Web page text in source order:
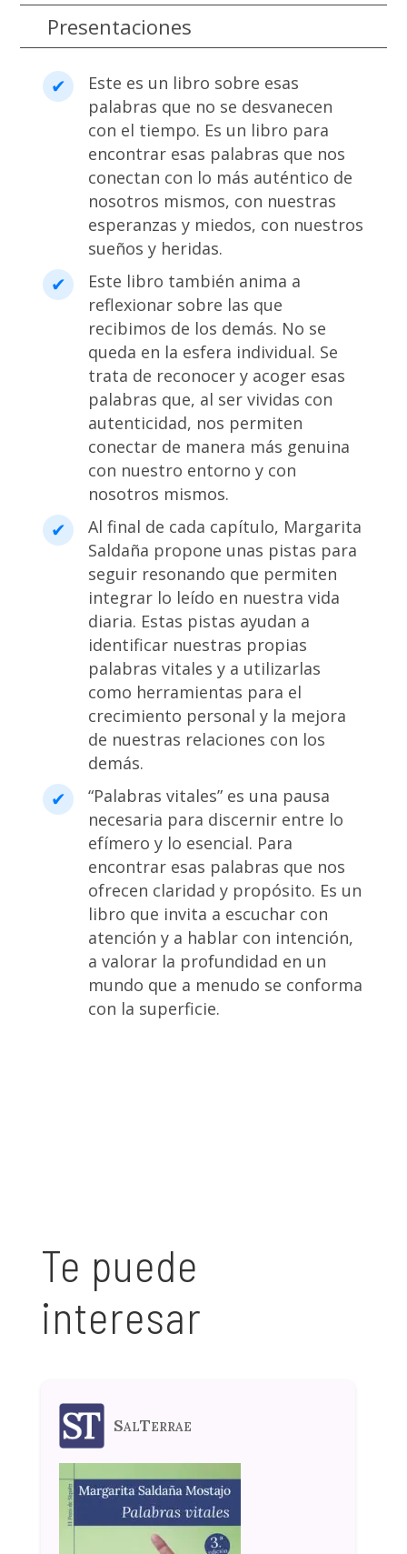
Presentaciones
Este es un libro sobre esas
palabras que no se desvanecen
con el tiempo. Es un libro para
encontrar esas palabras que nos
conectan con lo más auténtico de
nosotros mismos, con nuestras
esperanzas y miedos, con nuestros
sueños y heridas.
Este libro también anima a
reflexionar sobre las que
recibimos de los demás. No se
queda en la esfera individual. Se
trata de reconocer y acoger esas
palabras que, al ser vividas con
autenticidad, nos permiten
conectar de manera más genuina
con nuestro entorno y con
nosotros mismos.
Al final de cada capítulo, Margarita
Saldaña propone unas pistas para
seguir resonando que permiten
integrar lo leído en nuestra vida
diaria. Estas pistas ayudan a
identificar nuestras propias
palabras vitales y a utilizarlas
como herramientas para el
crecimiento personal y la mejora
de nuestras relaciones con los
demás.
“Palabras vitales” es una pausa
necesaria para discernir entre lo
efímero y lo esencial. Para
encontrar esas palabras que nos
ofrecen claridad y propósito. Es un
libro que invita a escuchar con
atención y a hablar con intención,
a valorar la profundidad en un
mundo que a menudo se conforma
con la superficie.
Te puede
interesar
SalTerrae